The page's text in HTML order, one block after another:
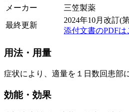
メーカー
三笠製薬
最終更新
2024年10月改訂(
添付文書のPDFは
用法・用量
症状により、適量を１日数回患部
効能・効果